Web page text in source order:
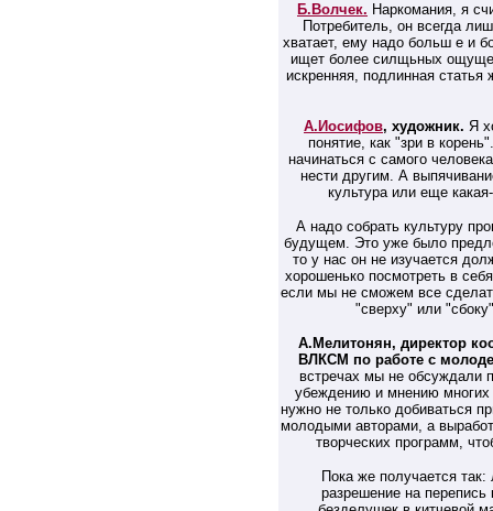
Б.Волчек. Наркомания, я
Потребитель, он всегда
хватает, ему надо больш е и
ищет более силщьных
искренняя, подлинная статья
А.Иосифов, художник. Я
понятие, как "зри в
начинаться с самого
нести другим. А
культура или еще
А надо собрать культуру
будущем. Это уже было
то у нас он не изучается
хорошенько посмотреть в
если мы не сможем все
"сверху" или
А.Мелитонян, директор
ВЛКСМ по работе с
встречах мы не обсуждали
убеждению и мнению
нужно не только добиваться
молодыми авторами, а
творческих программ,
Пока же получается так:
разрешение на перепись